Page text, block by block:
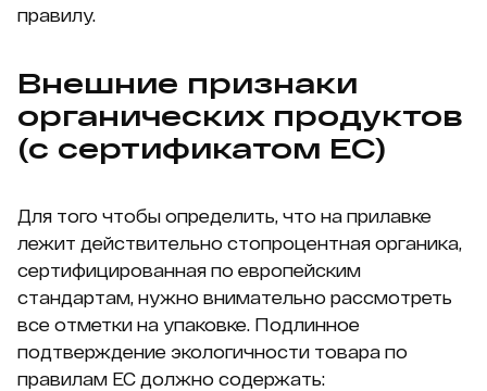
правилу.
Внешние признаки
органических продуктов
(с сертификатом ЕС)
Для того чтобы определить, что на прилавке
лежит действительно стопроцентная органика,
сертифицированная по европейским
стандартам, нужно внимательно рассмотреть
все отметки на упаковке. Подлинное
подтверждение экологичности товара по
правилам ЕС должно содержать: